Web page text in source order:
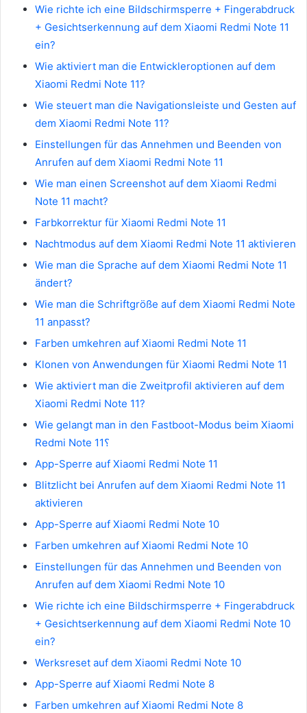
Wie richte ich eine Bildschirmsperre + Fingerabdruck
+ Gesichtserkennung auf dem Xiaomi Redmi Note 11
ein?
Wie aktiviert man die Entwickleroptionen auf dem
Xiaomi Redmi Note 11?
Wie steuert man die Navigationsleiste und Gesten auf
dem Xiaomi Redmi Note 11?
Einstellungen für das Annehmen und Beenden von
Anrufen auf dem Xiaomi Redmi Note 11
Wie man einen Screenshot auf dem Xiaomi Redmi
Note 11 macht?
Farbkorrektur für Xiaomi Redmi Note 11
Nachtmodus auf dem Xiaomi Redmi Note 11 aktivieren
Wie man die Sprache auf dem Xiaomi Redmi Note 11
ändert?
Wie man die Schriftgröße auf dem Xiaomi Redmi Note
11 anpasst?
Farben umkehren auf Xiaomi Redmi Note 11
Klonen von Anwendungen für Xiaomi Redmi Note 11
Wie aktiviert man die Zweitprofil aktivieren auf dem
Xiaomi Redmi Note 11?
Wie gelangt man in den Fastboot-Modus beim Xiaomi
Redmi Note 11؟
App-Sperre auf Xiaomi Redmi Note 11
Blitzlicht bei Anrufen auf dem Xiaomi Redmi Note 11
aktivieren
App-Sperre auf Xiaomi Redmi Note 10
Farben umkehren auf Xiaomi Redmi Note 10
Einstellungen für das Annehmen und Beenden von
Anrufen auf dem Xiaomi Redmi Note 10
Wie richte ich eine Bildschirmsperre + Fingerabdruck
+ Gesichtserkennung auf dem Xiaomi Redmi Note 10
ein?
Werksreset auf dem Xiaomi Redmi Note 10
App-Sperre auf Xiaomi Redmi Note 8
Farben umkehren auf Xiaomi Redmi Note 8